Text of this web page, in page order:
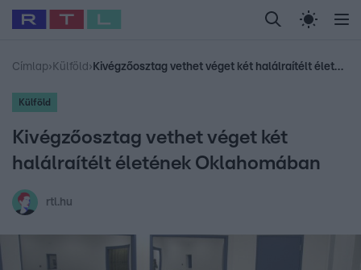
Legfrissebb RTL Híradó Randi Celeb vagyok,
Babits Marcella Most Wanted Gallusz
Címlap› Külföld › Kivégzőosztag vethet véget két halálraítélt életének Oklahomában
Külföld
Kivégzőosztag vethet véget két
halálraítélt életének Oklahomában
rtl.hu